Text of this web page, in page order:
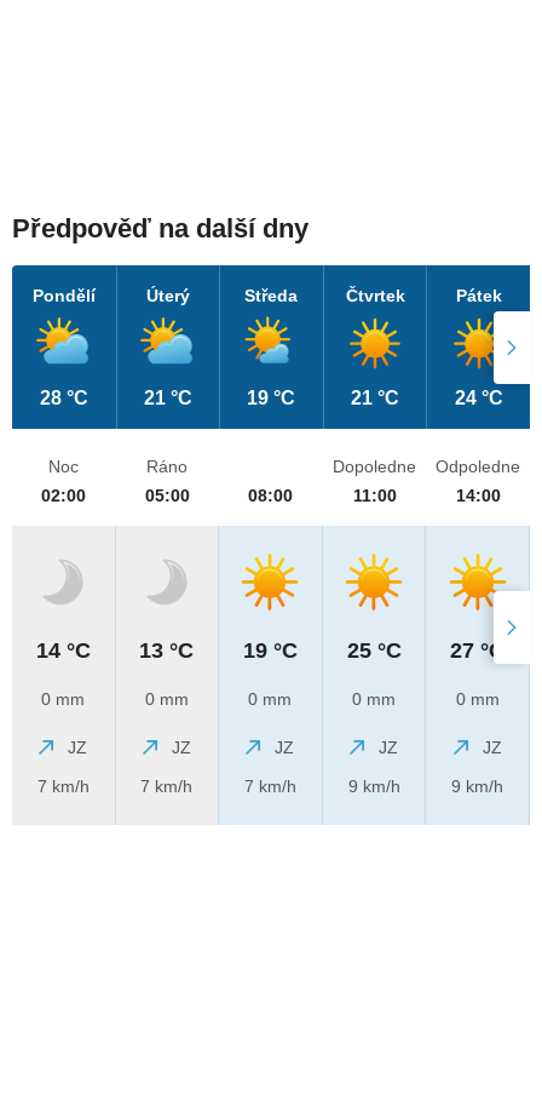
Předpověď na další dny
Pondělí
28 °C
Úterý
21 °C
Středa
19 °C
Čtvrtek
21 °C
Pátek
24 °C
Noc
02:00
14 °C
0 mm
JZ
7 km/h
Ráno
05:00
13 °C
0 mm
JZ
7 km/h
08:00
19 °C
0 mm
JZ
7 km/h
Dopoledne
11:00
25 °C
0 mm
JZ
9 km/h
Odpoledne
14:00
27 °C
0 mm
JZ
9 km/h